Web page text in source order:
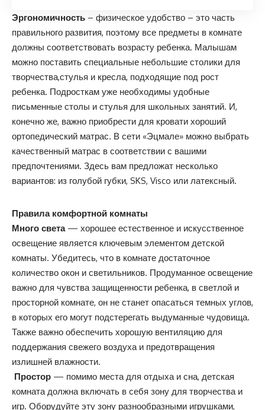
Эргономичность – физическое удобство – это часть
правильного развития, поэтому все предметы в комнате
должны соответствовать возрасту ребенка. Малышам
можно поставить специальные небольшие столики для
творчества,стулья и кресла, подходящие под рост
ребенка. Подросткам уже необходимы удобные
письменные столы и стулья для школьных занятий. И,
конечно же, важно приобрести для кровати хороший
ортопедический матрас. В сети «Эцмале» можно выбрать
качественный матрас в соответствии с вашими
предпочтениями. Здесь вам предложат несколько
вариантов: из голубой губки, SKS, Visco или латексный.
Правила комфортной комнаты
Много света— хорошее естественное и искусственное
освещение является ключевым элементом детской
комнаты. Убедитесь, что в комнате достаточное
количество окон и светильников. Продуманное освещение
важно для чувства защищенности ребенка, в светлой и
просторной комнате, он не станет опасаться темных углов,
в которых его могут подстерегать выдуманные чудовища.
Также важно обеспечить хорошую вентиляцию для
поддержания свежего воздуха и предотвращения
излишней влажности.
Простор — помимо места для отдыха и сна, детская
комната должна включать в себя зону для творчества и
игр. Оборудуйте эту зону разнообразными игрушками,